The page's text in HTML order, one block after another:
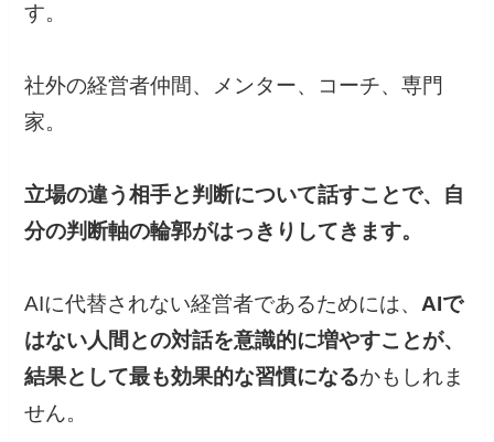
す。
社外の経営者仲間、メンター、コーチ、専門
家。
立場の違う相手と判断について話すことで、自
分の判断軸の輪郭がはっきりしてきます。
AIに代替されない経営者であるためには、 AIで
はない人間との対話を意識的に増やすことが、
結果として最も効果的な習慣になるかもしれま
せん。